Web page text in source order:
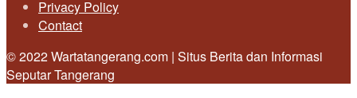
Privacy Policy
Contact
© 2022 Wartatangerang.com | Situs Berita dan Informasi
Seputar Tangerang